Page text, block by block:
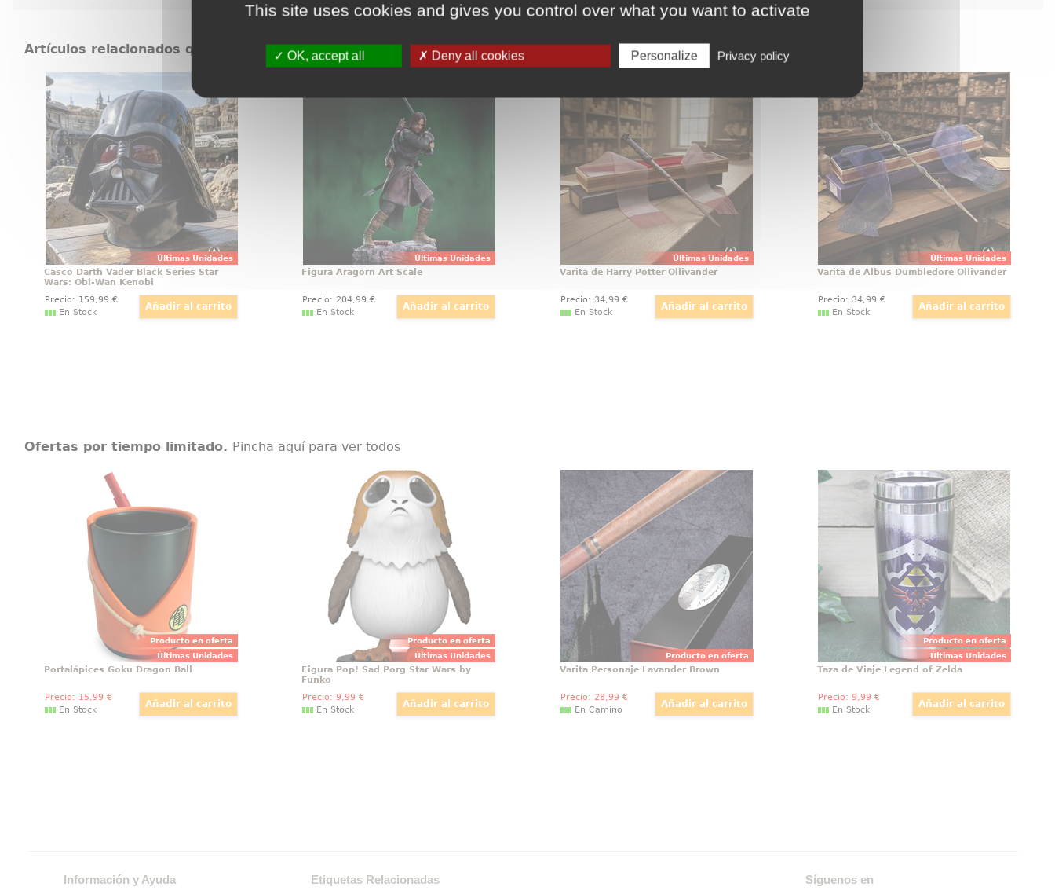
Artículos relacionados que también pueden interesarte.Pincha aquí para ver todos
Últimas Unidades
Casco Darth Vader Black Series Star
Wars: Obi-Wan Kenobi
Obi-Wan Kenobi tiene lugar varios
años tras los dramáticos sucesos
de Star Wars: La venganza de los
Sith, en donde Kenobi enfrentó la
corrupción de su amigo y
aprendiz Jedi Anakin Skywalker,
Casco Darth Vader Black Series Star
Wars: Obi-Wan Kenobi
Precio: 159,99 €
En Stock
Últimas Unidades
puños apretados sobre su espada,
el guardabosques guardián del
norte se prepara para enfrentarse
a una legión de orcos que atacará
Figura Aragorn Art Scale
Precio: 204,99 €
En Stock
Últimas Unidades
licencia oficial, diseñada para
convertir cualquier colección en
una pieza con presencia propia
desde el primer vistazo. Esta
réplica de Harry Potter a escala
1:1 reúne acabado cuidado
Varita de Harry Potter Ollivander
Precio: 34,99 €
En Stock
Últimas Unidades
Varita de Albus Dumbledore
Ollivander
Hay objetos que no se guardan, se
exhiben con orgullo, y la varita de
Albus Dumbledore pertenece a
esa categoría desde el primer
vistazo. Esta réplica oficial de
Harry Potter reúne elegancia,
simbolismo y acabado de
colección
Varita de Albus Dumbledore Ollivander
Precio: 34,99 €
En Stock
Ofertas por tiempo limitado. Pincha aquí para ver todos
Producto en oferta
Últimas Unidades
Portalápices Goku Dragon Ball
Portalápices Goku Dragon Ball.
Este preciosos portalápices mide
aproximadamente 7,9 x 9 x 11
cm, está fabricado con resina y
pintado a todo color. Incluye un
bolígrafo extraíble y funcional
Portalápices Goku Dragon Ball
Precio: 15,99 €
En Stock
Producto en oferta
Últimas Unidades
Figura Pop! Sad Porg Star Wars by
Figura de Sad Porg realizada en
vinilo perteneciente a la línea
Pop! de Funko. La figura tiene una
altura aproximada de 10 cm., y
está basada en saga de Star Wars.
Figura Pop! Sad Porg Star Wars by
Funko
Precio: 9,99 €
En Stock
Producto en oferta
Varita Personaje Lavander Brown
Preciosa y realista réplica oficial
de la varita de Lavender Brown
con motivo de la película Harry
Potter, Las Reliquias de la Muerte
(Harry Potter and the Deathly
Hollow). Viene en caja de regalo.
Varita Personaje Lavander Brown
Precio: 28,99 €
En Camino
Producto en oferta
Últimas Unidades
Taza de Viaje Legend of Zelda
Impresionante Taza de viaje con
el Logo de Link basado en el
fabuloso videojuego de Legend of
Zelda.
Taza de Viaje Legend of Zelda
Precio: 9,99 €
En Stock
Información y Ayuda Etiquetas Relacionadas Síguenos en
This site uses cookies and gives you control over what you want to activate
OK, accept all Deny all cookies Personalize Privacy policy